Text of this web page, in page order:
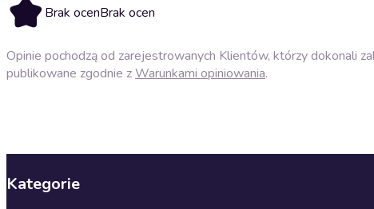
Brak ocenBrak ocen
Opinie pochodzą od zarejestrowanych Klientów, którzy dokonali
publikowane zgodnie zWarunkami opiniowania.
Kategorie